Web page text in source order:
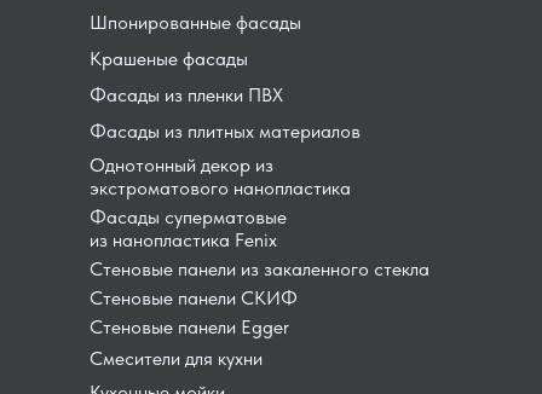
Стеновые панели из закаленного стекла
Шпонированные фасады
Крашеные фасады
Фасады из пленки ПВХ
Фасады из плитных материалов
Однотонный декор из
экстроматового нанопластика
Фасады суперматовые
из нанопластика Fenix
Стеновые панели СКИФ
Стеновые панели Egger
Смесители для кухни